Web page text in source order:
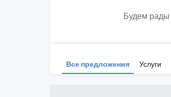
Будем рады
Все предложения Услуги